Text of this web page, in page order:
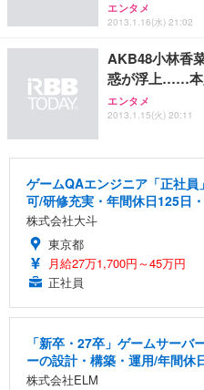
エンタメ
2013.1.16(水) 21:02
AKB48小林香
惑が浮上……本
エンタメ
2013.1.15(火) 20:11
ゲームQAエンジニア「正社
可/研修充実・年間休日125日
株式会社大斗
東京都
月給27万1,700円～45万円
正社員
「新卒・27卒」ゲームサー
ーの設計・構築・運用/年間休
株式会社ELM